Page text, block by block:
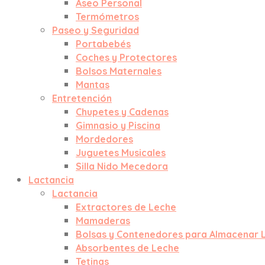
Aseo Personal
Termómetros
Paseo y Seguridad
Portabebés
Coches y Protectores
Bolsos Maternales
Mantas
Entretención
Chupetes y Cadenas
Gimnasio y Piscina
Mordedores
Juguetes Musicales
Silla Nido Mecedora
Lactancia
Lactancia
Extractores de Leche
Mamaderas
Bolsas y Contenedores para Almacenar
Absorbentes de Leche
Tetinas